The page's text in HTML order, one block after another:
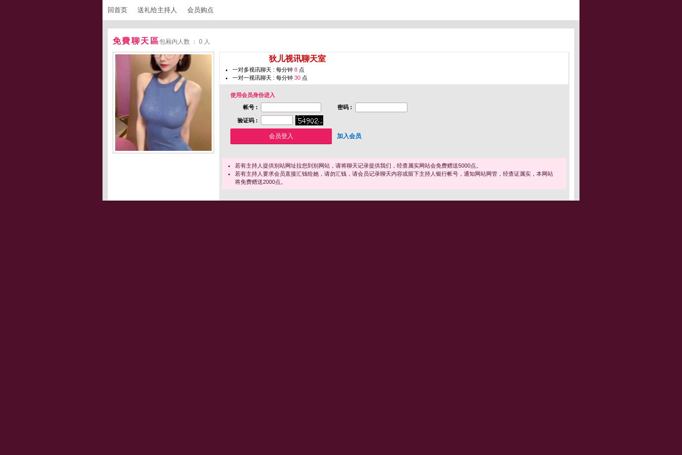
回首页 送礼给主持人 会员购点
免費聊天區包厢内人数 ： 0 人
狄儿视讯聊天室
一对多视讯聊天 : 每分钟 8 点
一对一视讯聊天 : 每分钟 30 点
使用会员身份进入
帐号 :
密码 :
验证码 :
加入会员
若有主持人提供别站网址拉您到别网站，请将聊天记录提供我们，经查属实网站会免费赠送5000点。
若有主持人要求会员直接汇钱给她，请勿汇钱，请会员记录聊天内容或留下主持人银行帐号，通知网站网管，经查证属实，本网站
将免费赠送2000点。